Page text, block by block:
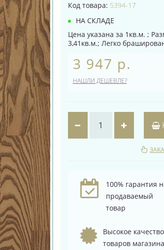
Код товара: 5394-17
НА СКЛАДЕ
Цена указана за 1кв.м. ;
3,41кв.м.; Легко
3 947 р.
НАШЛИ ДЕШЕВЛЕ?
100% гарантия
продаваемый
товар
Высокое качество
товаров магазина